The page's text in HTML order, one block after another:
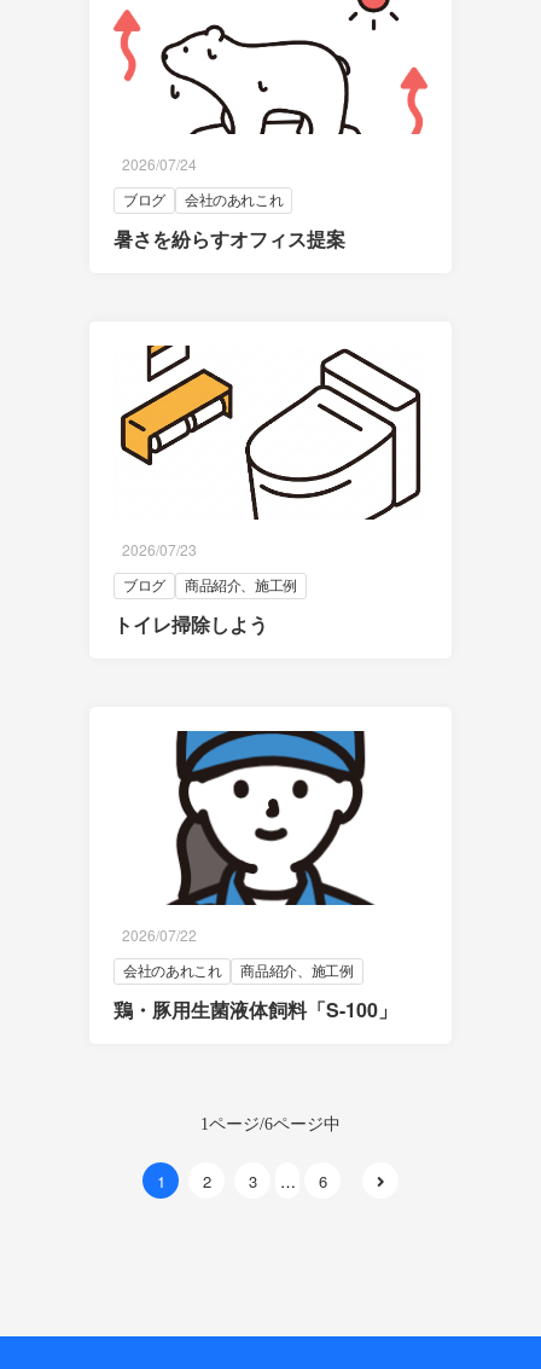
2026/07/24
ブログ 会社のあれこれ
暑さを紛らすオフィス提案
2026/07/23
ブログ 商品紹介、施工例
トイレ掃除しよう
2026/07/22
会社のあれこれ 商品紹介、施工例
鶏・豚用生菌液体飼料「S-100」
1ページ/6ページ中
1 2 3 … 6